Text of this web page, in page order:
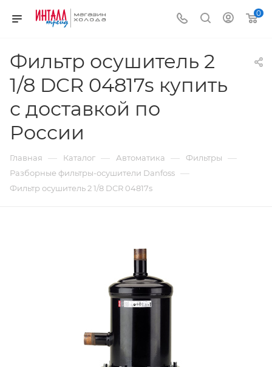
0
Фильтр осушитель 2
1/8 DCR 04817s купить
с доставкой по
России
Главная — Каталог — Автоматика — Фильтры —
Разборные фильтры-осушители Danfoss —
Фильтр осушитель 2 1/8 DCR 04817s